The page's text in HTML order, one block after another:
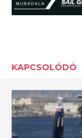
KAPCSOLÓDÓ